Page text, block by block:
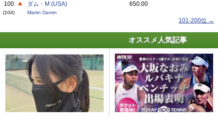
100
(104)
ダム・M (USA)
Martin Damm
650.00
101-200位 →
オススメ人気記事